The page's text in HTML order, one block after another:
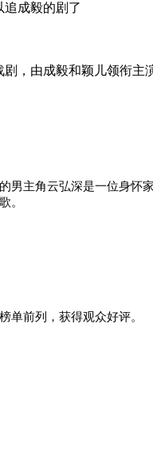
成毅的剧了
，由成毅和颖儿领衔
男主角云弘深是一位身
。
单前列，获得观众好评。